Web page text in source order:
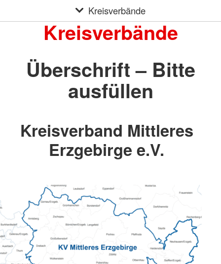
Kreisverbände
Kreisverbände
Überschrift – Bitte
ausfüllen
Kreisverband Mittleres
Erzgebirge e.V.